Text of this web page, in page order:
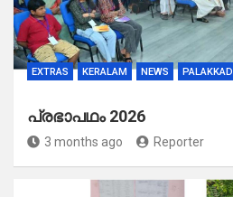
EXTRAS KERALAM NEWS PALAKKAD
പ്രഭാപഥം 2026
3 months ago Reporter